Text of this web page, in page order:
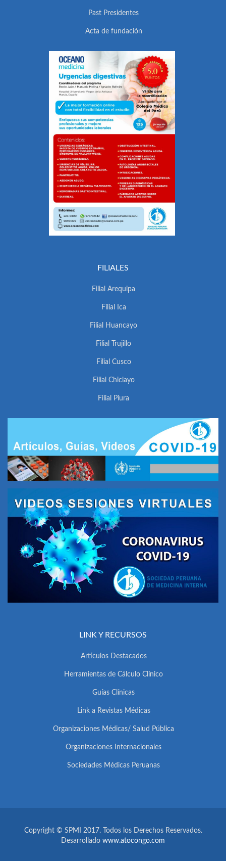
Past Presidentes
Acta de fundación
FILIALES
Filial Arequipa
Filial Ica
Filial Huancayo
Filial Trujillo
Filial Cusco
Filial Chiclayo
Filial Piura
LINK Y RECURSOS
Artículos Destacados
Herramientas de Cálculo Clínico
Guías Clínicas
Link a Revistas Médicas
Organizaciones Médicas/ Salud Pública
Organizaciones Internacionales
Sociedades Médicas Peruanas
Copyright © SPMI 2017. Todos los Derechos Reservados.
Desarrollado www.atocongo.com